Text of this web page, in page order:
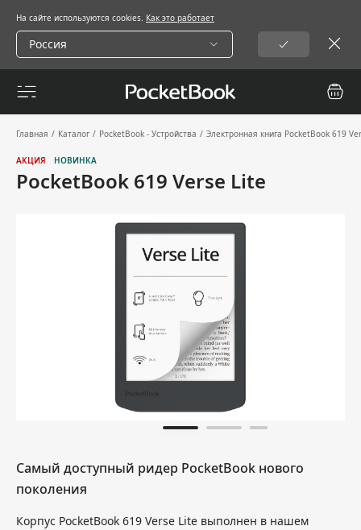
На сайте используются cookies. Как это работает
Россия
Главная / Каталог / PocketBook - Устройства / Электронная книга PocketBook 619
PocketBook 619 Verse Lite
АКЦИЯ НОВИНКА
Самый доступный ридер PocketBook нового
поколения
Корпус PocketBook 619 Verse Lite выполнен в нашем